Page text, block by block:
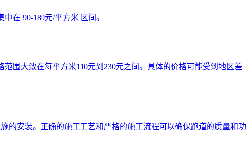
在 90-180元/平方米 区间。
围大致在每平方米110元到230元之间。具体的价格可能受到地区差
的安装。正确的施工工艺和严格的施工流程可以确保跑道的质量和功